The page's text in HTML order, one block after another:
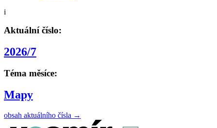
i
Aktuální číslo:
2026/7
Téma měsíce:
Mapy
obsah aktuálního čísla →